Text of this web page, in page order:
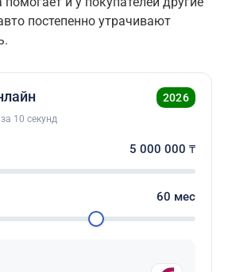
постепенно утрачивают
2026
10 секунд
5 000 000 ₸
60 мес